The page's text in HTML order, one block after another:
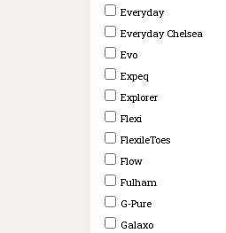
Everyday
Everyday Chelsea
Evo
Expeq
Explorer
Flexi
FlexileToes
Flow
Fulham
G-Pure
Galaxo